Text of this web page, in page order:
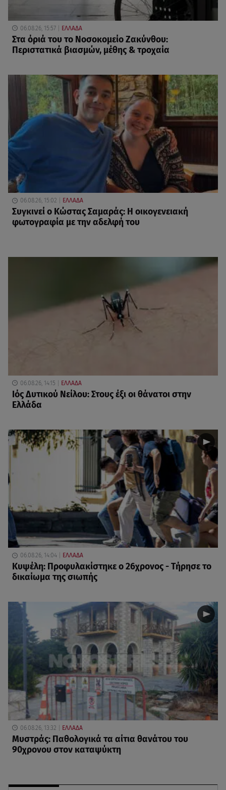
06.08.26, 15:57 ΕΛΛΑΔΑ
Στα όριά του το Νοσοκομείο Ζακύνθου:
Περιστατικά βιασμών, μέθης & τροχαία
06.08.26, 15:02 ΕΛΛΑΔΑ
Συγκινεί ο Κώστας Σαμαράς: Η οικογενειακή
φωτογραφία με την αδελφή του
06.08.26, 14:15 ΕΛΛΑΔΑ
Ιός Δυτικού Νείλου: Στους έξι οι θάνατοι στην
Ελλάδα
06.08.26, 14:04 ΕΛΛΑΔΑ
Κυψέλη: Προφυλακίστηκε ο 26χρονος - Τήρησε το
δικαίωμα της σιωπής
06.08.26, 13:32 ΕΛΛΑΔΑ
Μυστράς: Παθολογικά τα αίτια θανάτου του
90χρονου στον καταψύκτη